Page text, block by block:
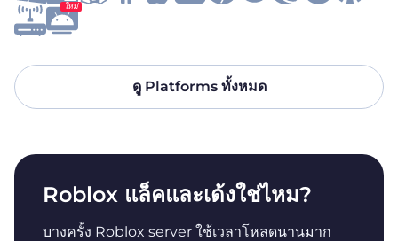
ใหม่
ดู Platforms ทั้งหมด
Roblox แล็คและเด้งใช่ไหม?
บางครั้ง Roblox server ใช้เวลาโหลดนานมาก